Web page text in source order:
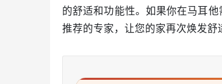
的舒适和功能性。如果你在马耳
推荐的专家，让您的家再次焕发舒